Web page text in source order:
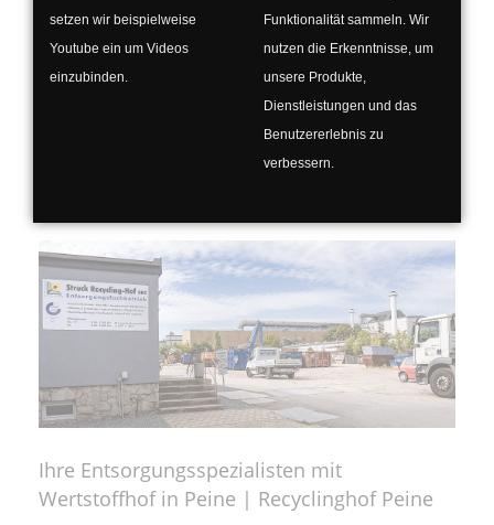
Ihr Wertstoffhof und Entsorgungsfachbetrieb
für Celle | Recyclinghof Struck in
Hambühren bei Celle
Ihre Entsorgungsspezialisten mit
Wertstoffhof in Peine | Recyclinghof Peine
setzen wir beispielweise
Youtube ein um Videos
einzubinden.
Funktionalität sammeln. Wir
nutzen die Erkenntnisse, um
unsere Produkte,
Dienstleistungen und das
Benutzererlebnis zu
verbessern.